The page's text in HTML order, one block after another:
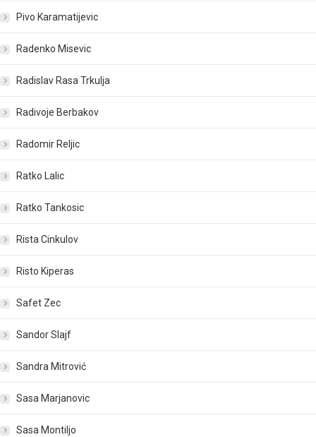
Pivo Karamatijevic
Radenko Misevic
Radislav Rasa Trkulja
Radivoje Berbakov
Radomir Reljic
Ratko Lalic
Ratko Tankosic
Rista Cinkulov
Risto Kiperas
Safet Zec
Sandor Slajf
Sandra Mitrović
Sasa Marjanovic
Sasa Montiljo